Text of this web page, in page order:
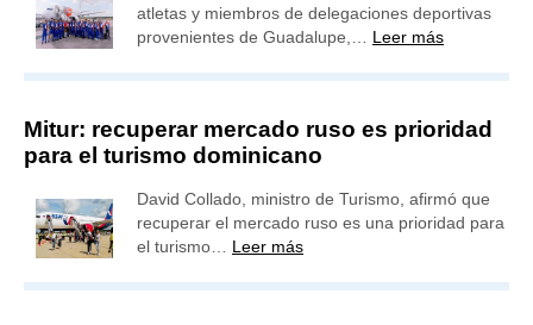
atletas y miembros de delegaciones deportivas
provenientes de Guadalupe,… Leer más
Mitur: recuperar mercado ruso es prioridad
para el turismo dominicano
David Collado, ministro de Turismo, afirmó que
recuperar el mercado ruso es una prioridad para
el turismo… Leer más